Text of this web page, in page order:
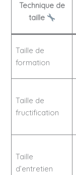
Technique de
taille
Taille de
formation
Taille de
fructification
Taille
d’entretien